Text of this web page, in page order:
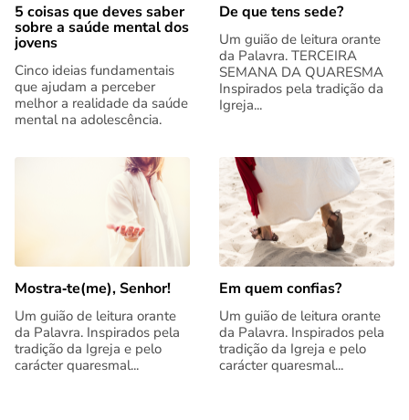
5 coisas que deves saber
sobre a saúde mental dos
jovens
Cinco ideias fundamentais
que ajudam a perceber
melhor a realidade da saúde
mental na adolescência.
De que tens sede?
Um guião de leitura orante
da Palavra. TERCEIRA
SEMANA DA QUARESMA
Inspirados pela tradição da
Igreja...
Mostra‑te(me), Senhor!
Um guião de leitura orante
da Palavra. Inspirados pela
tradição da Igreja e pelo
carácter quaresmal...
Em quem confias?
Um guião de leitura orante
da Palavra. Inspirados pela
tradição da Igreja e pelo
carácter quaresmal...